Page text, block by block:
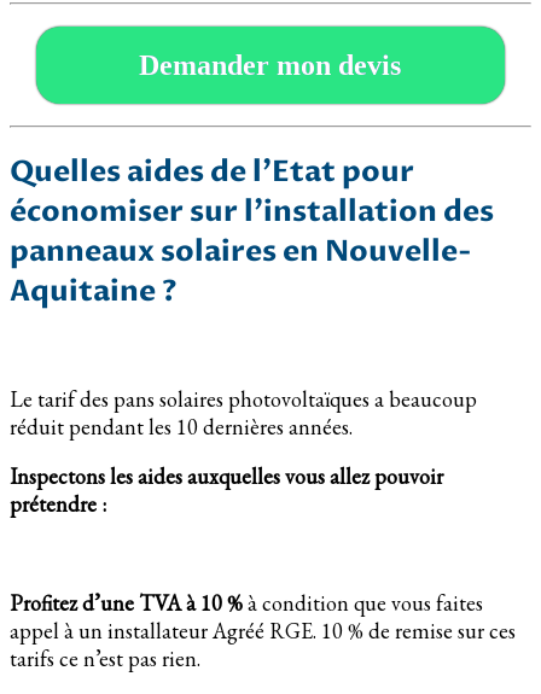
Demander mon devis
Quelles aides de l’Etat pour
économiser sur l’installation des
panneaux solaires en Nouvelle-
Aquitaine ?
Le tarif des pans solaires photovoltaïques a beaucoup
réduit pendant les 10 dernières années.
Inspectons les aides auxquelles vous allez pouvoir
prétendre :
Profitez d’une TVA à 10 %à condition que vous faites
appel à un installateur Agréé RGE. 10 % de remise sur ces
tarifs ce n’est pas rien.